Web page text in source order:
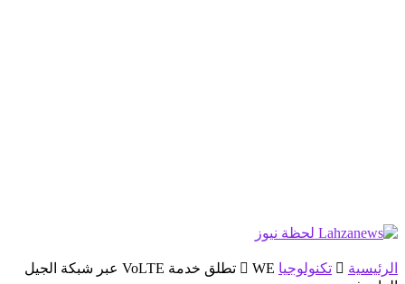
الرئيسية تكنولوجيا
WE تطلق خدمة VoLTE عبر شبكة الجيل